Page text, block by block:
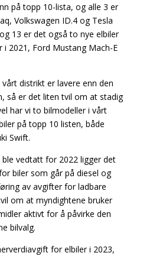
på topp 10-lista, og alle 3 er
Volkswagen ID.4 og Tesla
13 er det også to nye elbiler
2021, Ford Mustang Mach-E
distrikt er lavere enn den
så er det liten tvil om at stadig
har vi to bilmodeller i vårt
på topp 10 listen, både
Swift.
vedtatt for 2022 ligger det
biler som går på diesel og
av avgifter for ladbare
om at myndightene bruker
aktivt for å påvirke den
bilvalg.
for elbiler i 2023,